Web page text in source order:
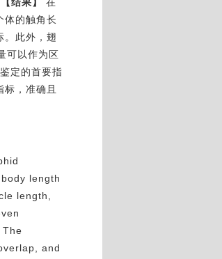
体的触角长
此外，翅
可以作为区
定的首要指
，准确且
length
length,
The
and